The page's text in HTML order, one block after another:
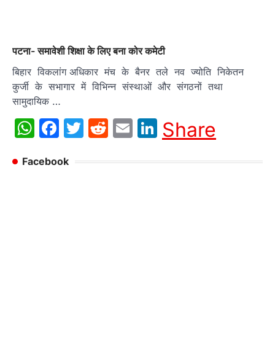
पटना- समावेशी शिक्षा के लिए बना कोर कमेटी
बिहार विकलांग अधिकार मंच के बैनर तले नव ज्योति निकेतन
कुर्जी के सभागार में विभिन्न संस्थाओं और संगठनों तथा
सामुदायिक …
WhatsApp
Facebook
Twitter
Reddit
EmailLinkedIn
Share
Facebook